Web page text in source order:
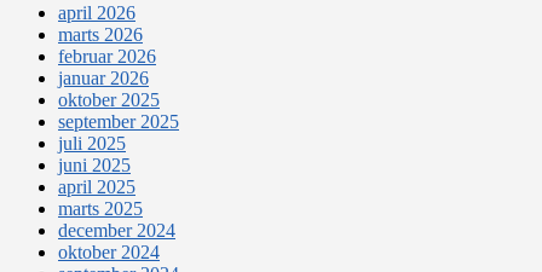
april 2026
marts 2026
februar 2026
januar 2026
oktober 2025
september 2025
juli 2025
juni 2025
april 2025
marts 2025
december 2024
oktober 2024